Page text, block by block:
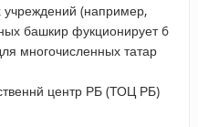
учреждений (например,
башкир фукционирует 6
многочисленных татар
центр РБ (ТОЦ РБ)